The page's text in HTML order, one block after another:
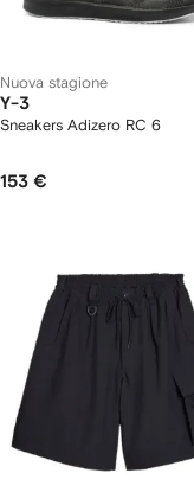
Nuova stagione
Y-3
Sneakers Adizero RC 6
153 €